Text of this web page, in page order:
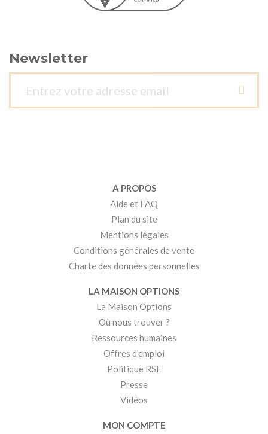
Newsletter
A PROPOS
Aide et FAQ
Plan du site
Mentions légales
Conditions générales de vente
Charte des données personnelles
LA MAISON OPTIONS
La Maison Options
Où nous trouver ?
Ressources humaines
Offres d'emploi
Politique RSE
Presse
Vidéos
MON COMPTE